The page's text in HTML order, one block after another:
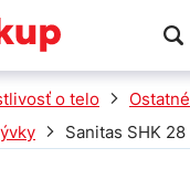
VÝPREDAJ
o telo
Ostatné
Sanitas SHK 28